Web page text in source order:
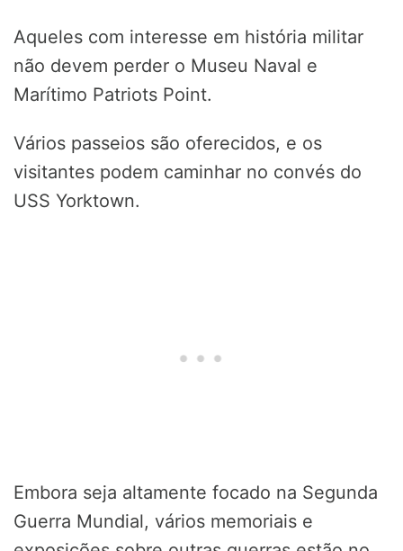
Aqueles com interesse em história militar
não devem perder o Museu Naval e
Marítimo Patriots Point.
Vários passeios são oferecidos, e os
visitantes podem caminhar no convés do
USS Yorktown.
Embora seja altamente focado na Segunda
Guerra Mundial, vários memoriais e